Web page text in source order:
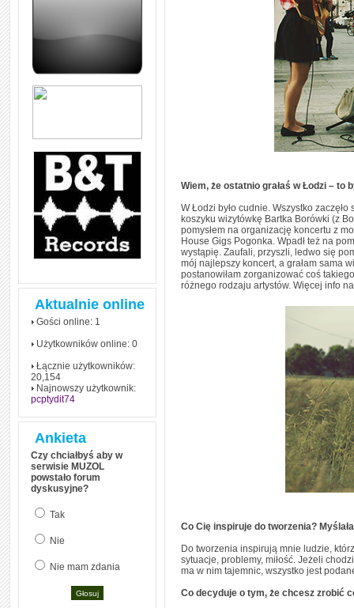
zapamiętasz
zrozumiale wytłumaczył, na
(reported speech) w języku
angielskim
dłużej!
Aktualnie online
Gości online: 1
Użytkowników online: 0
Łącznie użytkowników:
20,154
Najnowszy użytkownik:
pcptydit74
Ankieta
Czy chciałbyś aby w
serwisie MUZOL
powstało forum
dyskusyjne?
Tak
Nie
Nie mam zdania
Wiem, że ostatnio grałaś w Łodzi – to
W Łodzi było cudnie. Wszystko
koszyku wizytówkę Bartka Borówki (z
pomysłem na organizację koncertu z
House Gigs Pogonka. Wpadł też na
wystąpię. Zaufali, przyszli, ledwo się
mój najlepszy koncert, a grałam sama
postanowiłam zorganizować coś
różnego rodzaju artystów. Więcej info
Co Cię inspiruje do tworzenia?
Do tworzenia inspirują mnie ludzie,
sytuacje, problemy, miłość. Jeżeli
ma w nim tajemnic, wszystko jest
Co decyduje o tym, że chcesz zrobić